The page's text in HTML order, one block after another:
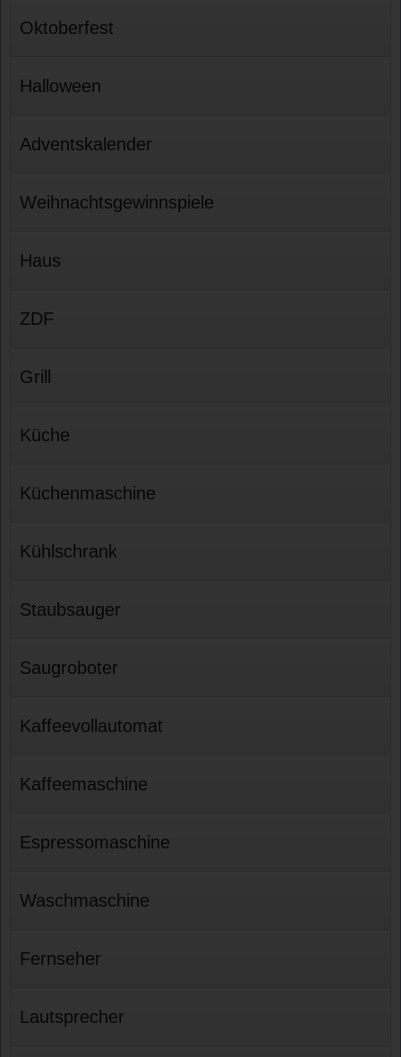
Oktoberfest
Halloween
Adventskalender
Weihnachtsgewinnspiele
Haus
ZDF
Grill
Küche
Küchenmaschine
Kühlschrank
Staubsauger
Saugroboter
Kaffeevollautomat
Kaffeemaschine
Espressomaschine
Waschmaschine
Fernseher
Lautsprecher